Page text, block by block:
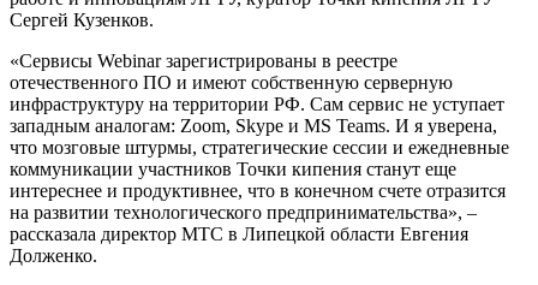
Сергей Кузенков.
«Сервисы Webinar зарегистрированы в реестре
отечественного ПО и имеют собственную серверную
инфраструктуру на территории РФ. Сам сервис не уступает
западным аналогам: Zoom, Skype и MS Teams. И я уверена,
что мозговые штурмы, стратегические сессии и ежедневные
коммуникации участников Точки кипения станут еще
интереснее и продуктивнее, что в конечном счете отразится
на развитии технологического предпринимательства», –
рассказала директор МТС в Липецкой области Евгения
Долженко.